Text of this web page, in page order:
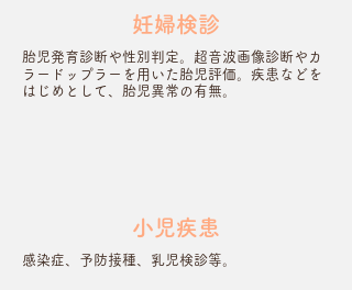
妊婦検診
胎児発育診断や性別判定。超音波画像診断やカ
ラードップラーを用いた胎児評価。疾患などを
はじめとして、胎児異常の有無。
小児疾患
感染症、予防接種、 乳児検診​等。